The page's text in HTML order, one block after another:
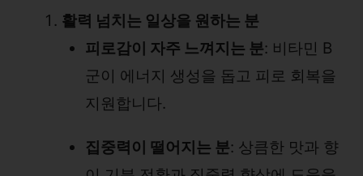
활력 넘치는 일상을 원하는 분
피로감이 자주 느껴지는 분: 비타민 B
군이 에너지 생성을 돕고 피로 회복을
지원합니다.
집중력이 떨어지는 분: 상큼한 맛과 향